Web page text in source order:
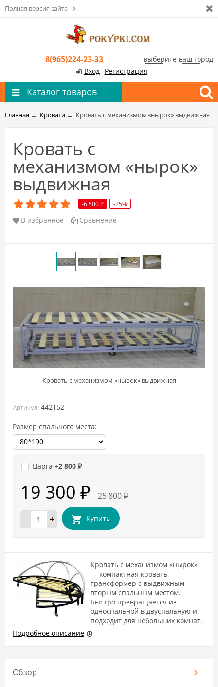
Полная версия сайта
8(965)224-23-33
выберите ваш город
Вход
Регистрация
Каталог товаров
Главная → Кровати → Кровать с механизмом «нырок» выдвижная
Кровать с
механизмом «нырок»
выдвижная
-6 500 ₽ -25%
В избранное Сравнение
Кровать с механизмом «нырок» выдвижная
Артикул: 442152
Размер спального места:
Царга +2 800 ₽
19 300 ₽ 25 800₽
- + Купить
Кровать с механизмом «нырок»
— компактная кровать
трансформер с выдвижным
вторым спальным местом.
Быстро превращается из
односпальной в двуспальную и
подходит для небольших комнат.
Подробное описание
Обзор